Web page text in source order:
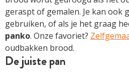
geraspt of gemalen. Je kan ook
gebruiken, of als je het graag
panko. Onze favoriet?
oudbakken brood.
De juiste pan